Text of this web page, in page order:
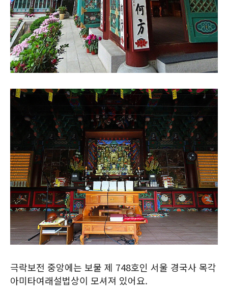
극락보전 중앙에는 보물 제 748호인 서울 경국사 목각
아미타여래설법상이 모셔져 있어요.